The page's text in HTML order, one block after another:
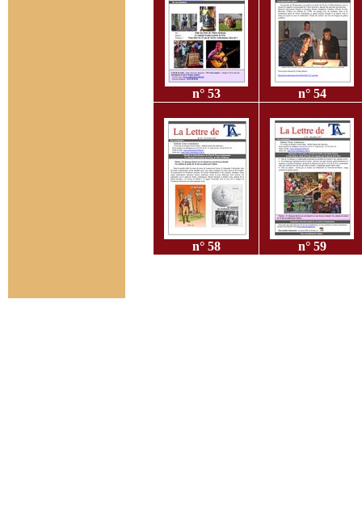
n° 53 n° 54
n° 58 n° 59